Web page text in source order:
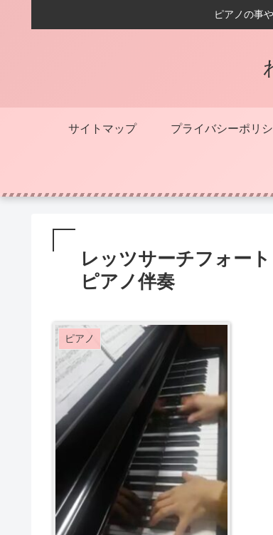
ピアノの事
サイトマップ プライバシーポリ
レッツサーチフォー
ピアノ伴奏
ピアノ